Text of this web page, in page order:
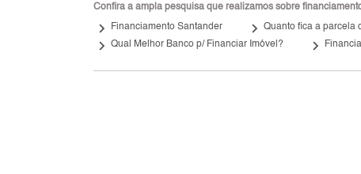
Confira a ampla pesquisa que realizamos sobre
keyboard_arrow_right Financiamento Santander keyboard_arrow_right Quanto fica a parcela
keyboard_arrow_right Qual Melhor Banco p/ Financiar Imóvel? keyboard_arrow_right